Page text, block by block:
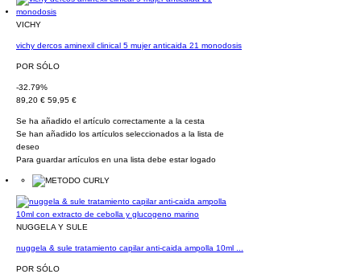
VICHY
vichy dercos aminexil clinical 5 mujer anticaida 21 monodosis
POR SÓLO
-32.79%
89,20 € 59,95 €
Se ha añadido el artículo correctamente a la cesta
Se han añadido los artículos seleccionados a la lista de
deseo
Para guardar artículos en una lista debe estar logado
NUGGELA Y SULE
nuggela & sule tratamiento capilar anti-caida ampolla 10ml ...
POR SÓLO